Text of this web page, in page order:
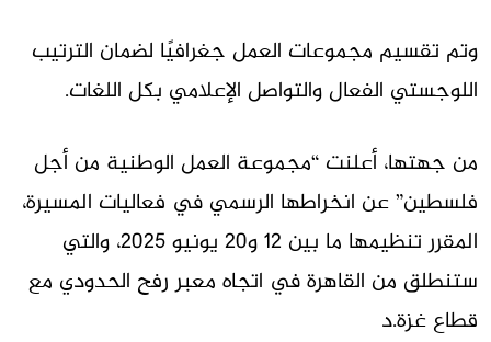
وتم تقسيم مجموعات العمل جغرافيًا لضمان الترتيب
اللوجستي الفعال والتواصل الإعلامي بكل اللغات.
من جهتها، أعلنت “مجموعة العمل الوطنية من أجل
فلسطين” عن انخراطها الرسمي في فعاليات المسيرة،
المقرر تنظيمها ما بين 12 و20 يونيو 2025، والتي
ستنطلق من القاهرة في اتجاه معبر رفح الحدودي مع
قطاع غزة.د